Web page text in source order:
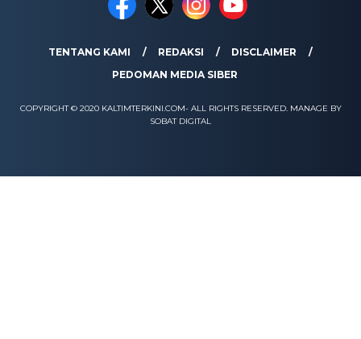
TENTANG KAMI REDAKSI
DISCLAIMER
PEDOMAN MEDIA SIBER
COPYRIGHT © 2020 KALTIMTERKINI.COM- ALL RIGHTS RESERVED. MANAGE BY
SOBAT DIGITAL